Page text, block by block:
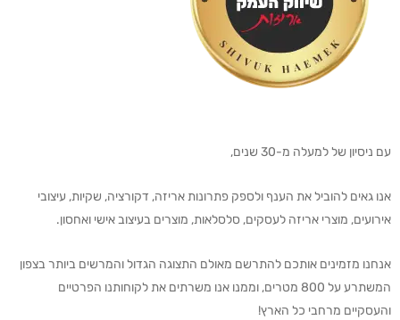
עם ניסיון של למעלה מ-30 שנים,
אנו גאים להוביל את הענף ולספק פתרונות אריזה, דקורציה, שקיות, עיצובי
אירועים, מוצרי אריזה לעסקים, סלסלאות, מוצרים בעיצוב אישי ואחסון.
אנחנו מזמינים אותכם להתרשם מאולם התצוגה הגדול והמרשים ביותר בצפון
המשתרע על 800 מטרים, וממנו אנו משרתים את לקוחותנו הפרטיים
והעסקיים מרחבי כל הארץ!